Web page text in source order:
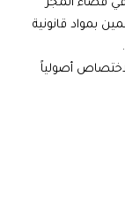
احكام المادة ( 4 ارهاب ) في قضاء المجر
المخدرات في القائم و( 8 ) متهمين بمواد قانونية
أصولياً